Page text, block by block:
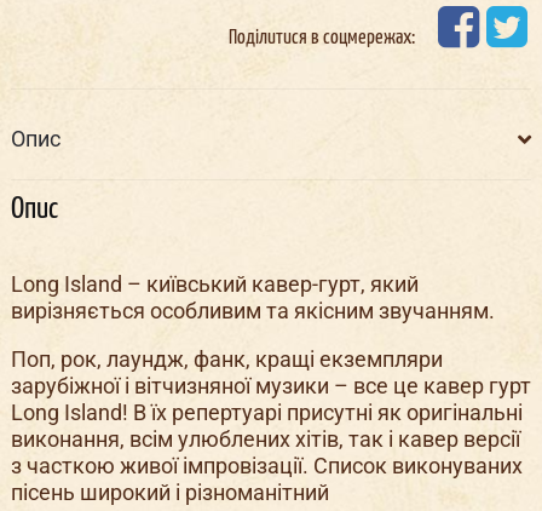
Поділитися в соцмережах:
Опис
Опис
Long Island – київський кавер-гурт, який
вирізняється особливим та якісним звучанням.
Поп, рок, лаундж, фанк, кращі екземпляри
зарубіжної і вітчизняної музики – все це кавер гурт
Long Island! В їх репертуарі присутні як оригінальні
виконання, всім улюблених хітів, так і кавер версії
з часткою живої імпровізації. Список виконуваних
пісень широкий і різноманітний